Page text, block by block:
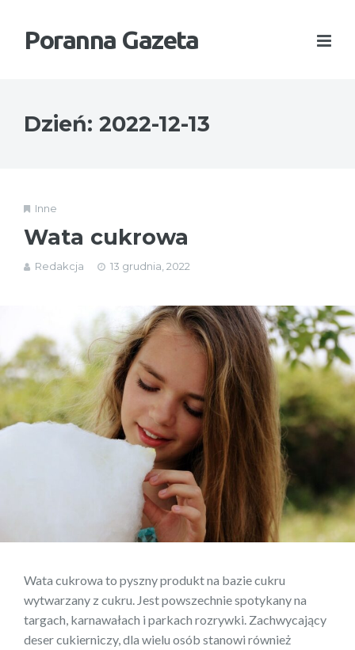
Poranna Gazeta
Dzień: 2022-12-13
Inne
Wata cukrowa
Redakcja 13 grudnia, 2022
Wata cukrowa to pyszny produkt na bazie cukru
wytwarzany z cukru. Jest powszechnie spotykany na
targach, karnawałach i parkach rozrywki. Zachwycający
deser cukierniczy, dla wielu osób stanowi również